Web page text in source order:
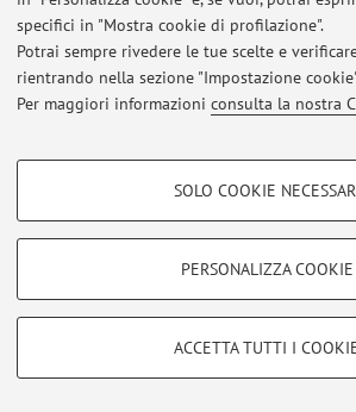
specifici in "Mostra cookie di profilazione".
Potrai sempre rivedere le tue scelte e
rientrando nella sezione "Impostazione
Per maggiori informazioni consulta la nostra
COOKIE DI PROFILAZIONE -
COOKIE TECNICI - NECESSARI
Si tratta di cookie tecnici utilizzati, a titolo
SOLO COOKIE
PERSONALIZZA COOKIE
ACCETTA TUTTI I
Al momento non sono
Accedi tramiteloginper gestire tutti i
© 2026 - ALMA MATER STUDIORUM -
|Note legali|